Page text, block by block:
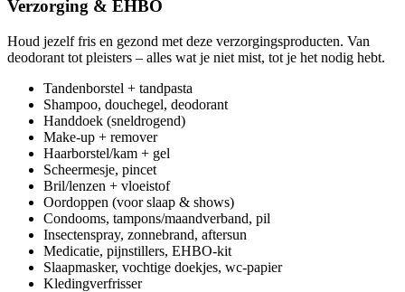
Verzorging & EHBO
Houd jezelf fris en gezond met deze verzorgingsproducten. Van
deodorant tot pleisters – alles wat je niet mist, tot je het nodig hebt.
Tandenborstel + tandpasta
Shampoo, douchegel, deodorant
Handdoek (sneldrogend)
Make-up + remover
Haarborstel/kam + gel
Scheermesje, pincet
Bril/lenzen + vloeistof
Oordoppen (voor slaap & shows)
Condooms, tampons/maandverband, pil
Insectenspray, zonnebrand, aftersun
Medicatie, pijnstillers, EHBO-kit
Slaapmasker, vochtige doekjes, wc-papier
Kledingverfrisser